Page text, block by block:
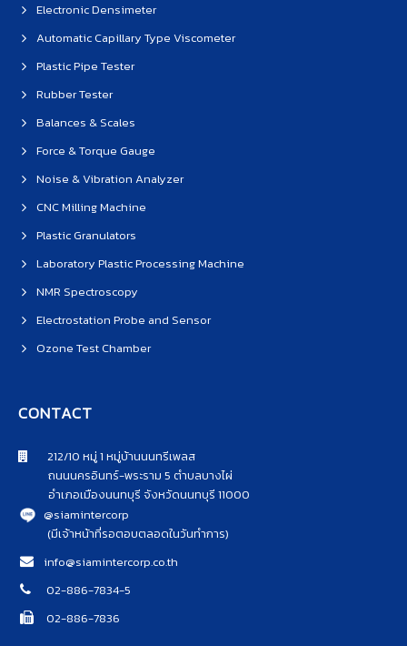
Electronic Densimeter
Automatic Capillary Type Viscometer
Plastic Pipe Tester
Rubber Tester
Balances & Scales
Force & Torque Gauge
Noise & Vibration Analyzer
CNC Milling Machine
Plastic Granulators
Laboratory Plastic Processing Machine
NMR Spectroscopy
Electrostation Probe and Sensor
Ozone Test Chamber
CONTACT
212/10 หมู่ 1 หมู่บ้านนนทรีเพลส
ถนนนครอินทร์-พระราม 5 ตำบลบางไผ่
อำเภอเมืองนนทบุรี จังหวัดนนทบุรี 11000
@siamintercorp
(มีเจ้าหน้าที่รอตอบตลอดในวันทำการ)
info@siamintercorp.co.th
02-886-7834-5
02-886-7836